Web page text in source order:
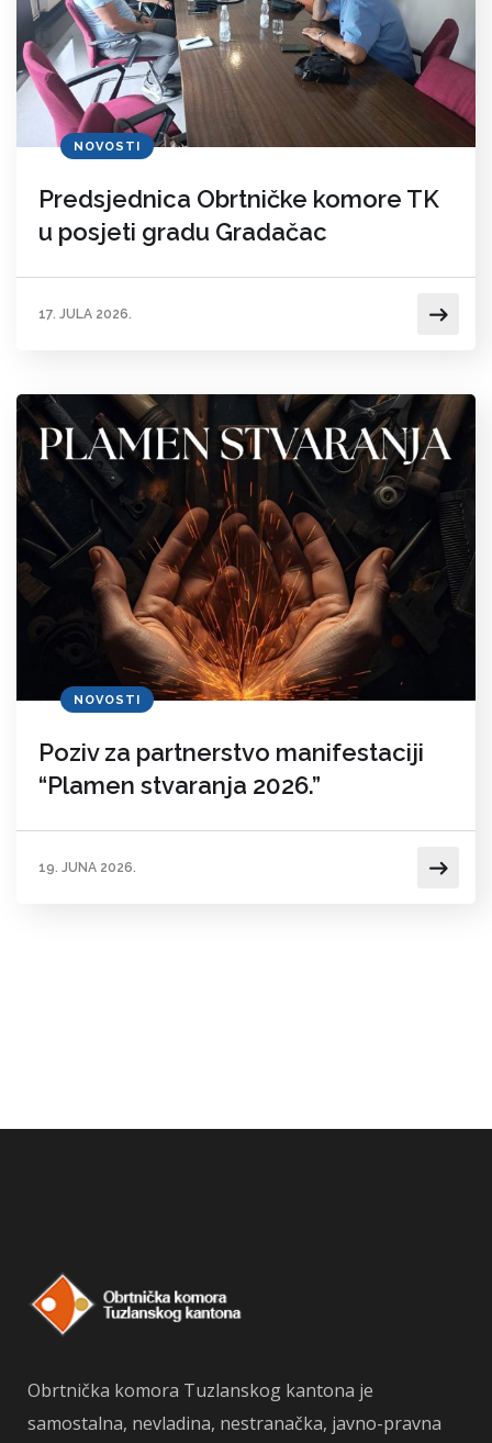
NOVOSTI
Predsjednica Obrtničke komore TK
u posjeti gradu Gradačac
17. JULA 2026.
NOVOSTI
Poziv za partnerstvo manifestaciji
“Plamen stvaranja 2026.”
19. JUNA 2026.
Obrtnička komora Tuzlanskog kantona je
samostalna, nevladina, nestranačka, javno-pravna